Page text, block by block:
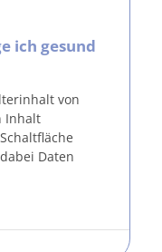
ich gesund
von
Inhalt
Daten